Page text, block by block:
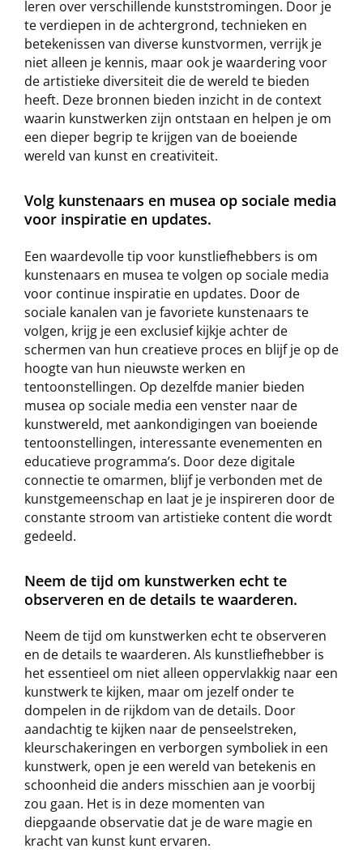
leren over verschillende kunststromingen. Door je
te verdiepen in de achtergrond, technieken en
betekenissen van diverse kunstvormen, verrijk je
niet alleen je kennis, maar ook je waardering voor
de artistieke diversiteit die de wereld te bieden
heeft. Deze bronnen bieden inzicht in de context
waarin kunstwerken zijn ontstaan en helpen je om
een dieper begrip te krijgen van de boeiende
wereld van kunst en creativiteit.
Volg kunstenaars en musea op sociale media
voor inspiratie en updates.
Een waardevolle tip voor kunstliefhebbers is om
kunstenaars en musea te volgen op sociale media
voor continue inspiratie en updates. Door de
sociale kanalen van je favoriete kunstenaars te
volgen, krijg je een exclusief kijkje achter de
schermen van hun creatieve proces en blijf je op de
hoogte van hun nieuwste werken en
tentoonstellingen. Op dezelfde manier bieden
musea op sociale media een venster naar de
kunstwereld, met aankondigingen van boeiende
tentoonstellingen, interessante evenementen en
educatieve programma’s. Door deze digitale
connectie te omarmen, blijf je verbonden met de
kunstgemeenschap en laat je je inspireren door de
constante stroom van artistieke content die wordt
gedeeld.
Neem de tijd om kunstwerken echt te
observeren en de details te waarderen.
Neem de tijd om kunstwerken echt te observeren
en de details te waarderen. Als kunstliefhebber is
het essentieel om niet alleen oppervlakkig naar een
kunstwerk te kijken, maar om jezelf onder te
dompelen in de rijkdom van de details. Door
aandachtig te kijken naar de penseelstreken,
kleurschakeringen en verborgen symboliek in een
kunstwerk, open je een wereld van betekenis en
schoonheid die anders misschien aan je voorbij
zou gaan. Het is in deze momenten van
diepgaande observatie dat je de ware magie en
kracht van kunst kunt ervaren.